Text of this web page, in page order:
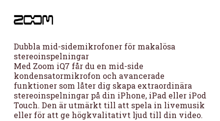
Dubbla mid-sidemikrofoner för makalösa
stereoinspelningar
Med Zoom iQ7 får du en mid-side
kondensatormikrofon och avancerade
funktioner som låter dig skapa extraordinära
stereoinspelningar på din iPhone, iPad eller iPod
Touch. Den är utmärkt till att spela in livemusik
eller för att ge högkvalitativt ljud till din video.